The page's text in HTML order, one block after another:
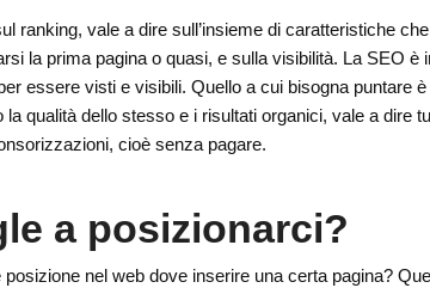
ranking, vale a dire sull’insieme di caratteristiche che
la prima pagina o quasi, e sulla visibilità. La SEO è
essere visti e visibili. Quello a cui bisogna puntare
qualità dello stesso e i risultati organici, vale a dire
cioè senza pagare.
a posizionarci?
nel web dove inserire una certa pagina?